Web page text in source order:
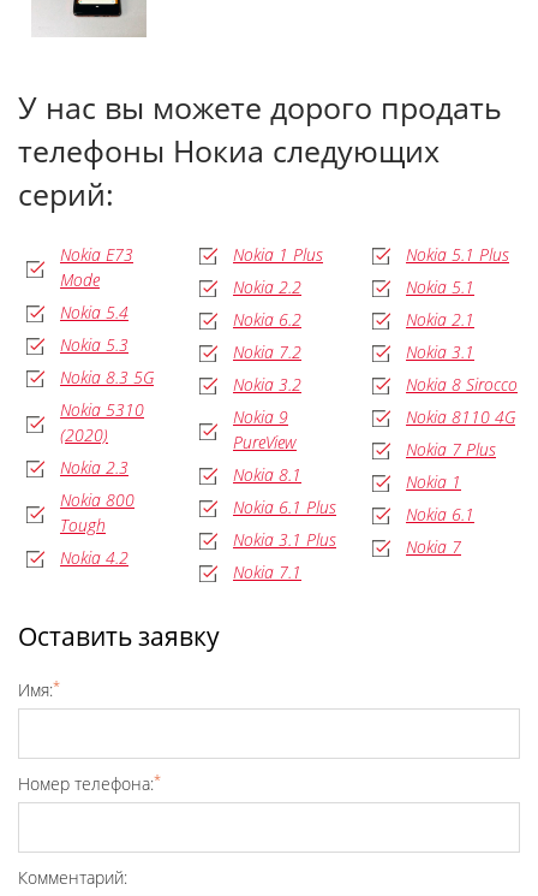
У нас вы можете дорого продать
телефоны Нокиа следующих
серий:
Nokia E73
Mode
Nokia 5.4
Nokia 5.3
Nokia 8.3 5G
Nokia 5310
(2020)
Nokia 2.3
Nokia 800
Tough
Nokia 4.2
Nokia 1 Plus
Nokia 2.2
Nokia 6.2
Nokia 7.2
Nokia 3.2
Nokia 9
PureView
Nokia 8.1
Nokia 6.1 Plus
Nokia 3.1 Plus
Nokia 7.1
Nokia 5.1 Plus
Nokia 5.1
Nokia 2.1
Nokia 3.1
Nokia 8 Sirocco
Nokia 8110 4G
Nokia 7 Plus
Nokia 1
Nokia 6.1
Nokia 7
Оставить заявку
Имя:*
Номер телефона:*
Комментарий: